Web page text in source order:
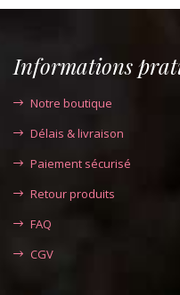
Informations
Notre boutique
Délais & livraison
Paiement sécurisé
Retour produits
FAQ
CGV